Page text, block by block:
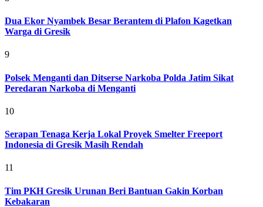
Dua Ekor Nyambek Besar Berantem di Plafon Kagetkan
Warga di Gresik
9
Polsek Menganti dan Ditserse Narkoba Polda Jatim Sikat
Peredaran Narkoba di Menganti
10
Serapan Tenaga Kerja Lokal Proyek Smelter Freeport
Indonesia di Gresik Masih Rendah
11
Tim PKH Gresik Urunan Beri Bantuan Gakin Korban
Kebakaran